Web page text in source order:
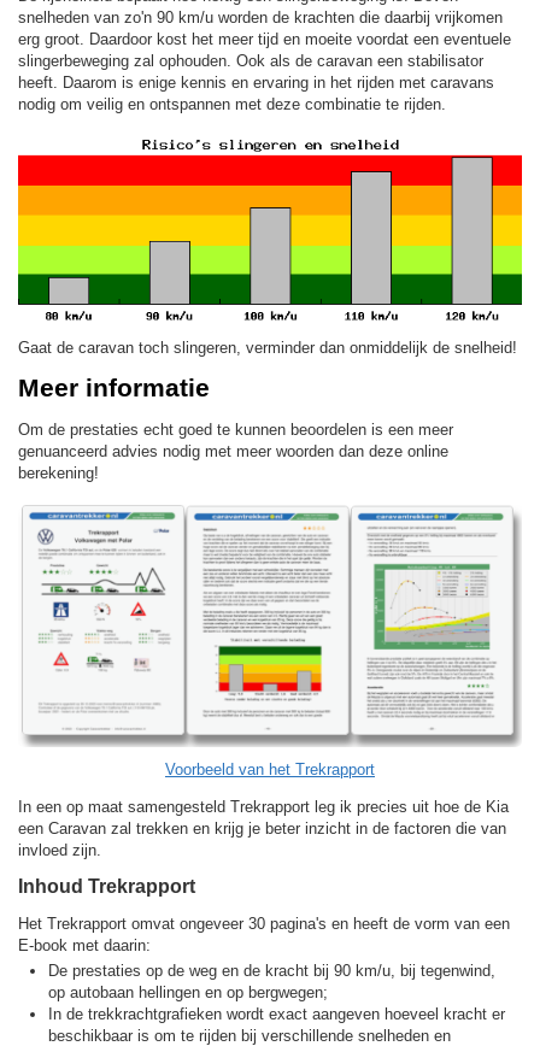
snelheden van zo'n 90 km/u worden de krachten die daarbij vrijkomen
erg groot. Daardoor kost het meer tijd en moeite voordat een eventuele
slingerbeweging zal ophouden. Ook als de caravan een stabilisator
heeft. Daarom is enige kennis en ervaring in het rijden met caravans
nodig om veilig en ontspannen met deze combinatie te rijden.
Gaat de caravan toch slingeren, verminder dan onmiddelijk de snelheid!
Meer informatie
Om de prestaties echt goed te kunnen beoordelen is een meer
genuanceerd advies nodig met meer woorden dan deze online
berekening!
Voorbeeld van het Trekrapport
In een op maat samengesteld Trekrapport leg ik precies uit hoe de Kia
een Caravan zal trekken en krijg je beter inzicht in de factoren die van
invloed zijn.
Inhoud Trekrapport
Het Trekrapport omvat ongeveer 30 pagina's en heeft de vorm van een
E-book met daarin:
De prestaties op de weg en de kracht bij 90 km/u, bij tegenwind,
op autobaan hellingen en op bergwegen;
In de trekkracht­grafieken wordt exact aangeven hoeveel kracht er
beschikbaar is om te rijden bij verschillende snelheden en